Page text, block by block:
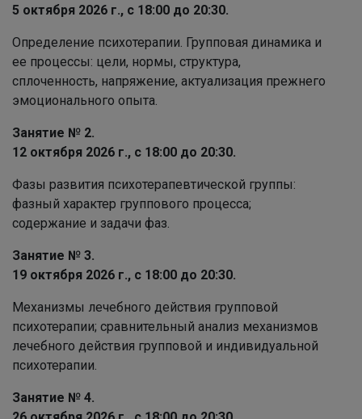
5 октября 2026 г., с 18:00 до 20:30.
Определение психотерапии. Групповая динамика и
ее процессы: цели, нормы, структура,
сплоченность, напряжение, актуализация прежнего
эмоционального опыта.
Занятие № 2.
12 октября 2026 г., с 18:00 до 20:30.
Фазы развития психотерапевтической группы:
фазный характер группового процесса;
содержание и задачи фаз.
Занятие № 3.
19 октября 2026 г., с 18:00 до 20:30.
Механизмы лечебного действия групповой
психотерапии; сравнительный анализ механизмов
лечебного действия групповой и индивидуальной
психотерапии.
Занятие № 4.